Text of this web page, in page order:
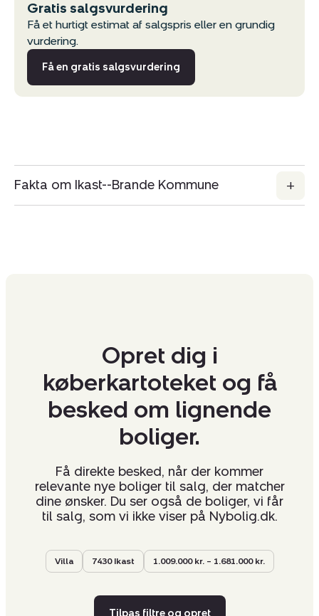
Gratis salgsvurdering
Få et hurtigt estimat af salgspris eller en grundig
vurdering.
Få en gratis salgsvurdering
Fakta om Ikast--Brande Kommune
Opret dig i
køberkartoteket og få
besked om lignende
boliger.
Få direkte besked, når der kommer
relevante nye boliger til salg, der matcher
dine ønsker. Du ser også de boliger, vi får
til salg, som vi ikke viser på Nybolig.dk.
Villa 7430 Ikast 1.009.000 kr. – 1.681.000 kr.